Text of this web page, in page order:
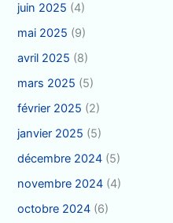
juin 2025 (4)
mai 2025 (9)
avril 2025 (8)
mars 2025 (5)
février 2025 (2)
janvier 2025 (5)
décembre 2024 (5)
novembre 2024 (4)
octobre 2024 (6)